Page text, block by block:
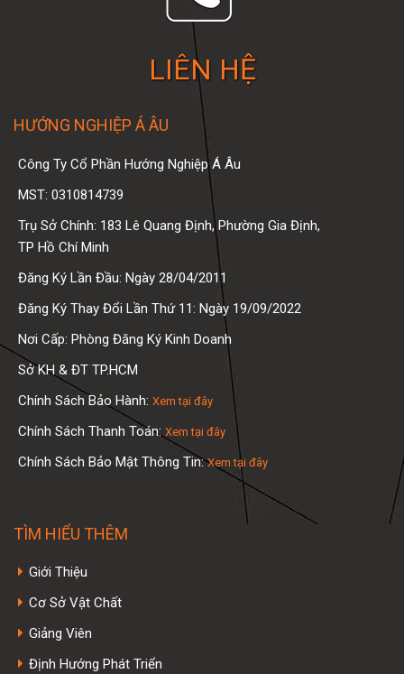
LIÊN HỆ
HƯỚNG NGHIỆP Á ÂU
Công Ty Cổ Phần Hướng Nghiệp Á Âu
MST: 0310814739
Trụ Sở Chính: 183 Lê Quang Định, Phường Gia Định,
TP Hồ Chí Minh
Đăng Ký Lần Đầu: Ngày 28/04/2011
Đăng Ký Thay Đổi Lần Thứ 11: Ngày 19/09/2022
Nơi Cấp: Phòng Đăng Ký Kinh Doanh
Sở KH & ĐT TP.HCM
Chính Sách Bảo Hành: Xem tại đây
Chính Sách Thanh Toán:Xem tại đây
Chính Sách Bảo Mật Thông Tin:Xem tại đây
TÌM HIỂU THÊM
Giới Thiệu
Cơ Sở Vật Chất
Giảng Viên
Định Hướng Phát Triển